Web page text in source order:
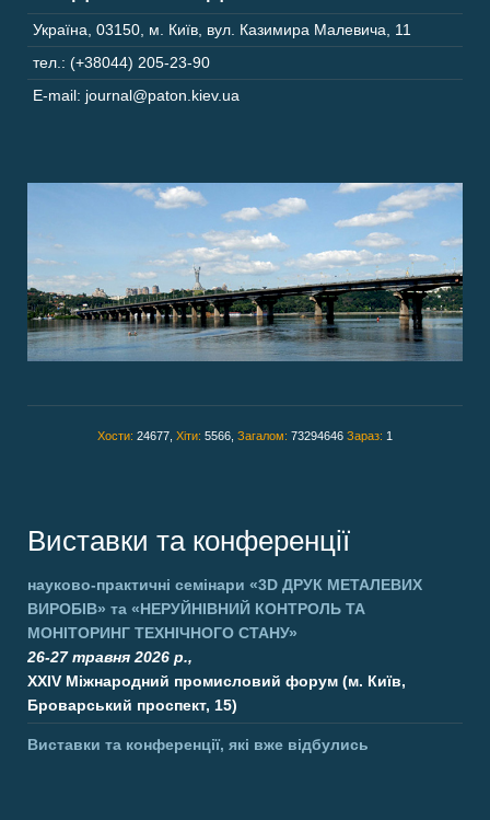
Україна 03150 м. Київ, вул. Казимира Малевича, 11
тел.: (+38044) 205-23-90
E-mail: journal@paton.kiev.ua
Хости: 24677, Хіти: 5566, Загалом: 73294646 Зараз: 1
Виставки та конференції
науково-практичні семінари «3D ДРУК МЕТАЛЕВИХ
ВИРОБІВ» та «НЕРУЙНІВНИЙ КОНТРОЛЬ ТА
МОНІТОРИНГ ТЕХНІЧНОГО СТАНУ»
26-27 травня 2026 р.,
XXIV Міжнародний промисловий форум (м. Київ,
Броварський проспект, 15)
Виставки та конференції, які вже відбулись